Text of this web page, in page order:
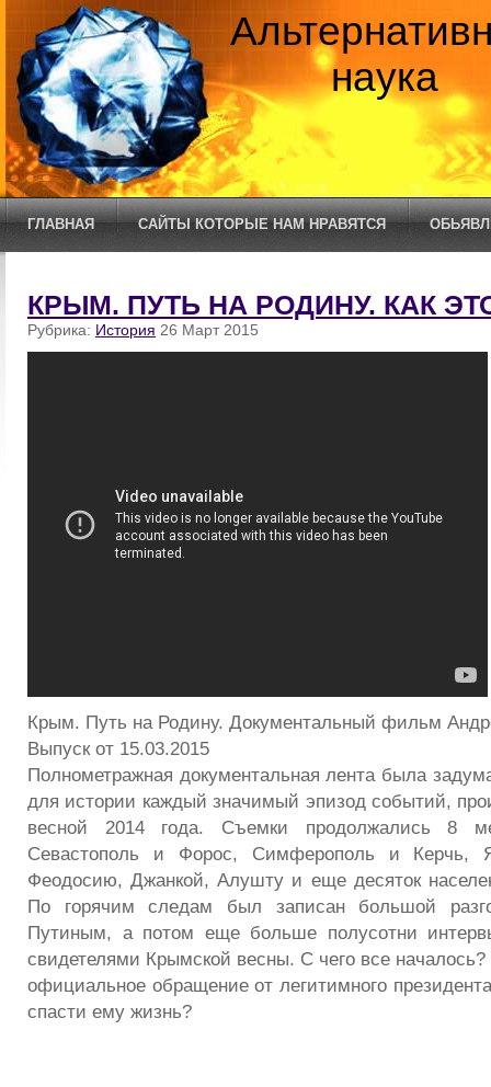
наука
ГЛАВНАЯ САЙТЫ КОТОРЫЕ НАМ НРАВЯТСЯ
КРЫМ. ПУТЬ НА РОДИНУ. КАК
Рубрика: История 26 Март 2015
Крым. Путь на Родину. Документальный фильм
Выпуск от 15.03.2015
Полнометражная документальная лента была
для истории каждый значимый эпизод событий,
весной 2014 года. Съемки продолжались 8
Севастополь и Форос, Симферополь и Керчь,
Феодосию, Джанкой, Алушту и еще десяток
По горячим следам был записан большой
Путиным, а потом еще больше полусотни
свидетелями Крымской весны. С чего все
официальное обращение от легитимного
спасти ему жизнь?